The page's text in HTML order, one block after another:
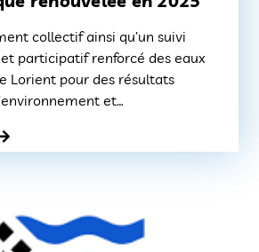
collectif ainsi qu’un suivi
participatif renforcé des eaux
Lorient pour des résultats
et
La ressource en eau est un